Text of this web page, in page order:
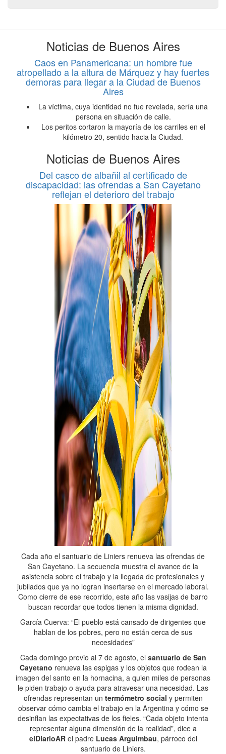
Noticias de Buenos Aires
Caos en Panamericana: un hombre fue
atropellado a la altura de Márquez y hay fuertes
demoras para llegar a la Ciudad de Buenos
Aires
La víctima, cuya identidad no fue revelada, sería una
persona en situación de calle.
Los peritos cortaron la mayoría de los carriles en el
kilómetro 20, sentido hacia la Ciudad.
Noticias de Buenos Aires
Del casco de albañil al certificado de
discapacidad: las ofrendas a San Cayetano
reflejan el deterioro del trabajo
Cada año el santuario de Liniers renueva las ofrendas de
San Cayetano. La secuencia muestra el avance de la
asistencia sobre el trabajo y la llegada de profesionales y
jubilados que ya no logran insertarse en el mercado laboral.
Como cierre de ese recorrido, este año las vasijas de barro
buscan recordar que todos tienen la misma dignidad.
García Cuerva: “El pueblo está cansado de dirigentes que
hablan de los pobres, pero no están cerca de sus
necesidades”
Cada domingo previo al 7 de agosto, el santuario de San
Cayetano renueva las espigas y los objetos que rodean la
imagen del santo en la hornacina, a quien miles de personas
le piden trabajo o ayuda para atravesar una necesidad. Las
ofrendas representan un termómetro social y permiten
observar cómo cambia el trabajo en la Argentina y cómo se
desinflan las expectativas de los fieles. “Cada objeto intenta
representar alguna dimensión de la realidad”, dice a
elDiarioARel padre Lucas Arguimbau, párroco del
santuario de Liniers.